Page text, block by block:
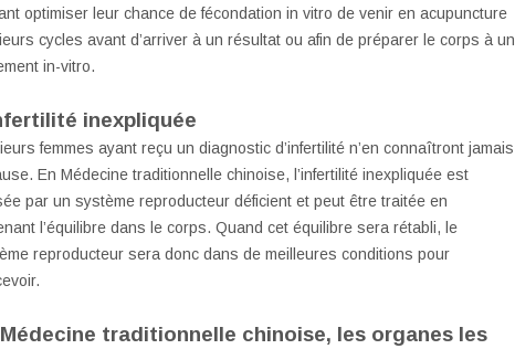
optimiser leur chance de fécondation in vitro de venir en acupuncture
cycles avant d’arriver à un résultat ou afin de préparer le corps à un
in-vitro.
inexpliquée
femmes ayant reçu un diagnostic d’infertilité n’en connaîtront jamais
En Médecine traditionnelle chinoise, l’infertilité inexpliquée est
par un système reproducteur déficient et peut être traitée en
l’équilibre dans le corps. Quand cet équilibre sera rétabli, le
reproducteur sera donc dans de meilleures conditions pour
traditionnelle chinoise, les organes les